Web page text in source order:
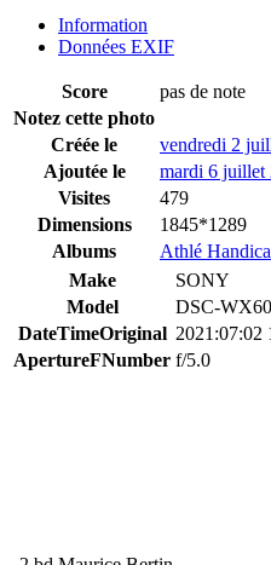
Information
Données EXIF
Score
pas de note
Notez cette photo
Créée le
vendredi 2
Ajoutée le
mardi 6 juillet
Visites
479
Dimensions
1845*1289
Albums
Athlé
Make
SONY
Model
DSC-WX60
DateTimeOriginal 2021:07:02
ApertureFNumber f/5.0